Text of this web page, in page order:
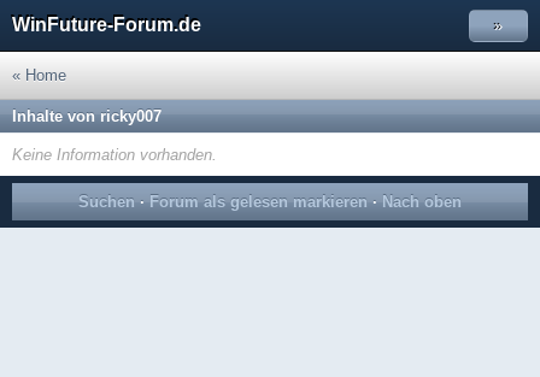
WinFuture-Forum.de »
« Home
Inhalte von ricky007
Keine Information vorhanden.
Suchen · Forum als gelesen markieren · Nach oben